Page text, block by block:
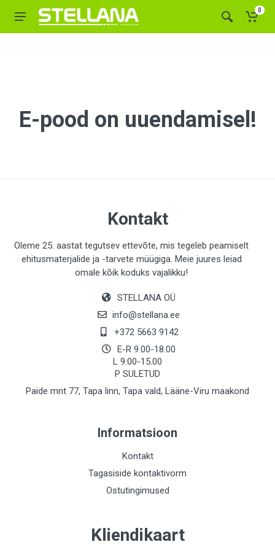
0
E-pood on uuendamisel!
Kontakt
Oleme 25. aastat tegutsev ettevõte, mis tegeleb peamiselt
ehitusmaterjalide ja -tarvete müügiga. Meie juures leiad
omale kõik koduks vajalikku!
STELLANA OÜ
info@stellana.ee
+372 5663 9142
E-R 9.00-18.00
L 9.00-15.00
P SULETUD
Paide mnt 77, Tapa linn, Tapa vald, Lääne-Viru maakond
Informatsioon
Kontakt
Tagasiside kontaktivorm
Ostutingimused
Kliendikaart